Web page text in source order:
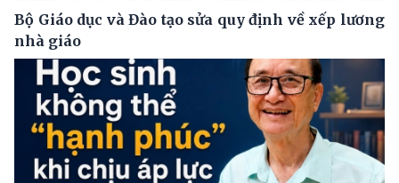
Bộ Giáo dục và Đào tạo sửa quy định về xếp lương
nhà giáo